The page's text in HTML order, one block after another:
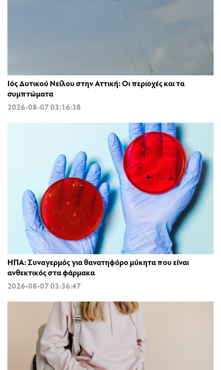
Ιός Δυτικού Νείλου στην Αττική: Οι περιοχές και τα
συμπτώματα
2026-08-07 03:16:38
ΗΠΑ: Συναγερμός για θανατηφόρο μύκητα που είναι
ανθεκτικός στα φάρμακα
2026-08-07 03:36:47